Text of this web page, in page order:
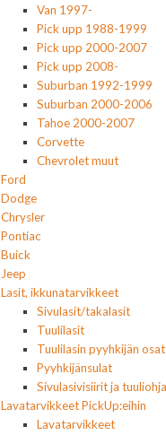
Van 1997-
Pick upp 1988-1999
Pick upp 2000-2007
Pick upp 2008-
Suburban 1992-1999
Suburban 2000-2006
Tahoe 2000-2007
Corvette
Chevrolet muut
Ford
Dodge
Chrysler
Pontiac
Buick
Jeep
Lasit, ikkunatarvikkeet
Sivulasit/takalasit
Tuulilasit
Tuulilasin pyyhkijän osat
Pyyhkijänsulat
Sivulasivisiirit ja
Lavatarvikkeet PickUp:eihin
Lavatarvikkeet